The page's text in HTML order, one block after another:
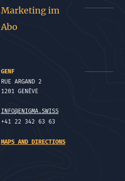
Marketing im
Abo
GENF
RUE ARGAND 2
1201 GENÈVE
INFO@ENIGMA.SWISS
+41 22 342 63 63
MAPS AND DIRECTIONS